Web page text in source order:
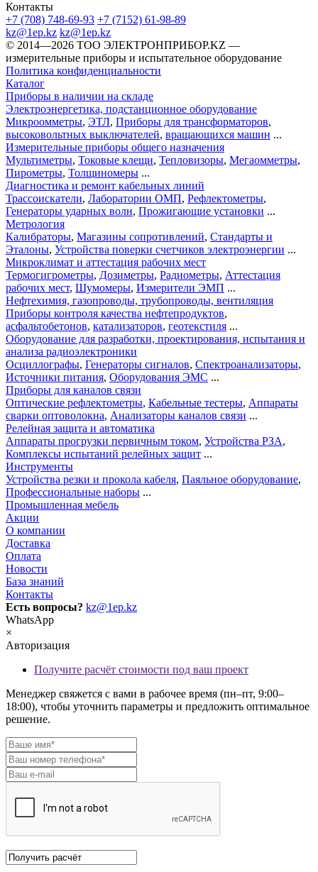
Контакты
+7 (708) 748-69-93 +7 (7152) 61-98-89
kz@1ep.kz kz@1ep.kz
©️ 2014—2026 ТОО ЭЛЕКТРОНПРИБОР.KZ —
измерительные приборы и испытательное оборудование
Политика конфиденциальности
Каталог
Приборы в наличии на складе
Электроэнергетика, подстанционное оборудование
Микроомметры, ЭТЛ, Приборы для трансформаторов,
высоковольтных выключателей, вращающихся машин ...
Измерительные приборы общего назначения
Мультиметры, Токовые клещи, Тепловизоры, Мегаомметры,
Пирометры, Толщиномеры ...
Диагностика и ремонт кабельных линий
Трассоискатели, Лаборатории ОМП, Рефлектометры,
Генераторы ударных волн, Прожигающие установки ...
Метрология
Калибраторы, Магазины сопротивлений, Стандарты и
Эталоны, Устройства поверки счетчиков электроэнергии ...
Микроклимат и аттестация рабочих мест
Термогигрометры, Дозиметры, Радиометры, Аттестация
рабочих мест, Шумомеры, Измерители ЭМП ...
Нефтехимия, газопроводы, трубопроводы, вентиляция
Приборы контроля качества нефтепродуктов,
асфальтобетонов, катализаторов, геотекстиля ...
Оборудование для разработки, проектирования, испытания и
анализа радиоэлектроники
Осциллографы, Генераторы сигналов, Спектроанализаторы,
Источники питания, Оборудования ЭМС ...
Приборы для каналов связи
Оптические рефлектометры, Кабельные тестеры, Аппараты
сварки оптоволокна, Анализаторы каналов связи ...
Релейная защита и автоматика
Аппараты прогрузки первичным током, Устройства РЗА,
Комплексы испытаний релейных защит ...
Инструменты
Устройства резки и прокола кабеля, Паяльное оборудование,
Профессиональные наборы ...
Промышленная мебель
Акции
О компании
Доставка
Оплата
Новости
База знаний
Контакты
Есть вопросы? kz@1ep.kz
WhatsApp
×
Авторизация
Получите расчёт стоимости под ваш проект
Менеджер свяжется с вами в рабочее время (пн–пт, 9:00–
18:00), чтобы уточнить параметры и предложить оптимальное
решение.